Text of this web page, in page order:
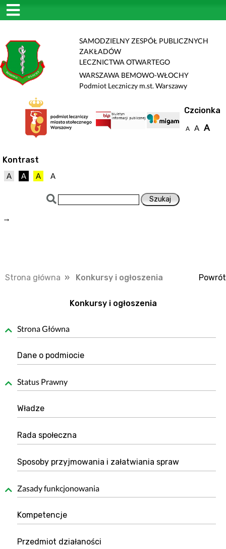
SAMODZIELNY ZESPÓŁ PUBLICZNYCH
ZAKŁADÓW
LECZNICTWA OTWARTEGO
WARSZAWA BEMOWO-WŁOCHY
Podmiot Leczniczy m.st. Warszawy
Czcionka
A A A
Kontrast
A A A A
→
Strona główna » Konkursy i ogłoszenia Powrót
Konkursy i ogłoszenia
Strona Główna
Dane o podmiocie
Status Prawny
Władze
Rada społeczna
Sposoby przyjmowania i załatwiania spraw
Zasady funkcjonowania
Kompetencje
Przedmiot działaności